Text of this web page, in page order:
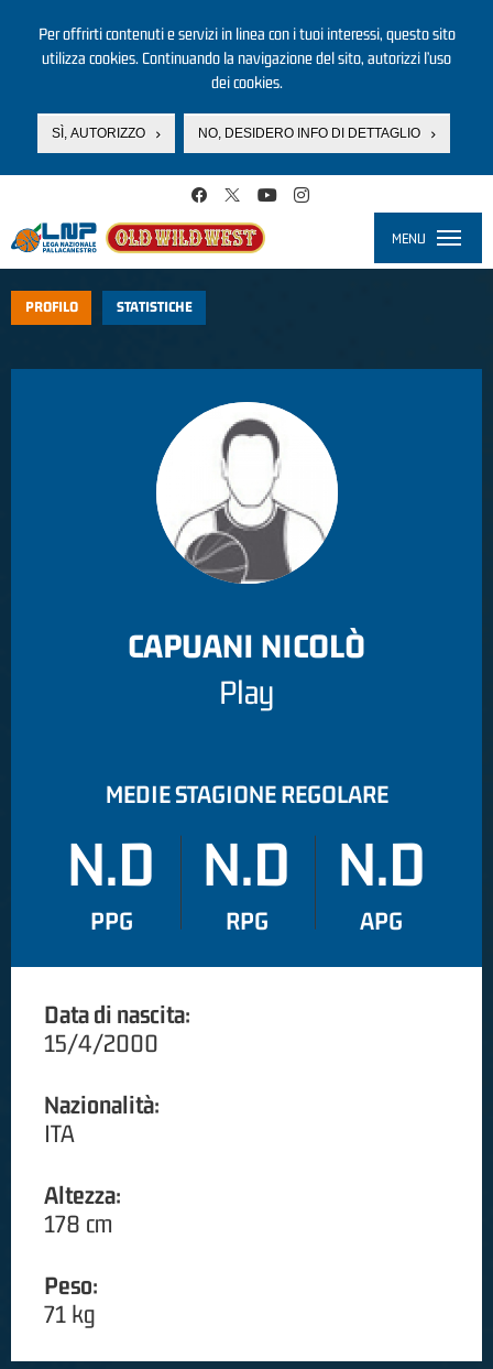
Per offrirti contenuti e servizi in linea con i tuoi interessi, questo sito
utilizza cookies. Continuando la navigazione del sito, autorizzi l’uso
dei cookies.
SÌ, AUTORIZZO NO, DESIDERO INFO DI DETTAGLIO
MENU
PROFILO STATISTICHE
CAPUANI NICOLÒ
Play
MEDIE STAGIONE REGOLARE
N.D
PPG
N.D
RPG
N.D
APG
Data di nascita:
15/4/2000
Nazionalità:
ITA
Altezza:
178 cm
Peso:
71 kg